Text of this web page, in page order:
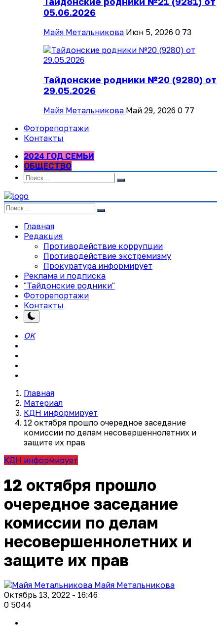
05.06.2026
Майя Метальникова Июн 5, 2026 0 73
Тайдонские родники №20 (9280) от
29.05.2026
Майя Метальникова Май 29, 2026 0 77
Фоторепортажи
Контакты
2024 ГОД СЕМЬИ
ОБЩЕСТВО
Главная
Редакция
Противодействие коррупции
Противодействие экстремизму
Прокуратура информирует
Реклама и подписка
"Тайдонские родники"
Фоторепортажи
Контакты
OK
Главная
Материал
КДН информирует
12 октября прошло очередное заседание
комиссии по делам несовершеннолетних и
защите их прав
КДН информирует
12 октября прошло
очередное заседание
комиссии по делам
несовершеннолетних и
защите их прав
Майя Метальникова
Октябрь 13, 2022 - 16:46
0 5044